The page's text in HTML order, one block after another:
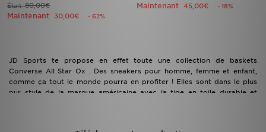
Était80,00€
Maintenant 30,00€ - 62%
Maintenant 45,00€ - 18%
JD Sports te propose en effet toute une collection de baskets
Converse All Star Ox . Des sneakers pour homme, femme et enfant,
comme ça tout le monde pourra en profiter ! Elles sont dans le plus
pur style de la marque américaine avec la tige en toile durable et